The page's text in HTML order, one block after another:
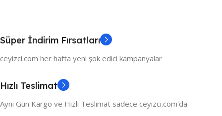
Süper İndirim Fırsatları
ceyizci.com her hafta yeni şok edici kampanyalar
Hızlı Teslimat
Aynı Gün Kargo ve Hızlı Teslimat sadece ceyizci.com'da